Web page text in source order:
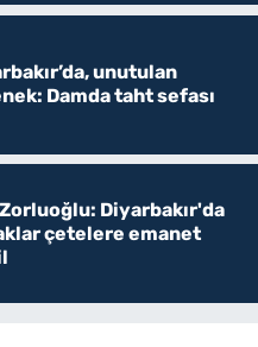
unutulan
Damda taht sefası
Diyarbakır'da
çetelere emanet